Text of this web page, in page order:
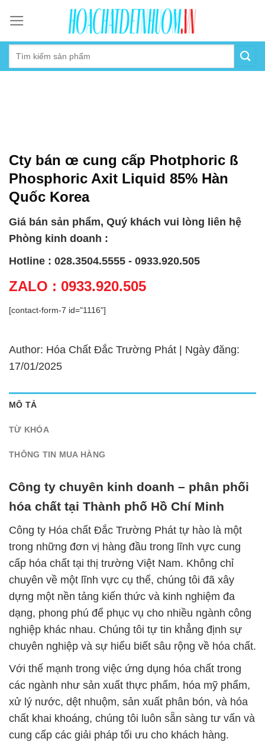
content
Cty bán œ cung cấp Photphoric ß
Phosphoric Axit Liquid 85% Hàn
Quốc Korea
Giá bán sản phẩm, Quý khách vui lòng liên hệ
Phòng kinh doanh :
Hotline : 028.3504.5555 - 0933.920.505
ZALO : 0933.920.505
[contact-form-7 id="1116"]
Author: Hóa Chất Đắc Trường Phát | Ngày đăng:
17/01/2025
MÔ TẢ
TỪ KHÓA
THÔNG TIN MUA HÀNG
Công ty chuyên kinh doanh – phân phối
hóa chất tại Thành phố Hồ Chí Minh
Công ty Hóa chất Đắc Trường Phát tự hào là một
trong những đơn vị hàng đầu trong lĩnh vực cung
cấp hóa chất tại thị trường Việt Nam. Không chỉ
chuyên về một lĩnh vực cụ thể, chúng tôi đã xây
dựng một nền tảng kiến thức và kinh nghiệm đa
dạng, phong phú để phục vụ cho nhiều ngành công
nghiệp khác nhau. Chúng tôi tự tin khẳng định sự
chuyên nghiệp và sự hiểu biết sâu rộng về hóa chất.
Với thế mạnh trong việc ứng dụng hóa chất trong
các ngành như sản xuất thực phẩm, hóa mỹ phẩm,
xử lý nước, dệt nhuộm, sản xuất phân bón, và hóa
chất khai khoáng, chúng tôi luôn sẵn sàng tư vấn và
cung cấp các giải pháp tối ưu cho khách hàng.